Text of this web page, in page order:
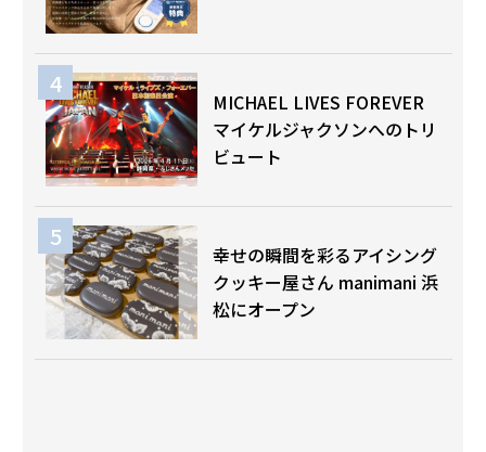
MICHAEL LIVES FOREVER
マイケルジャクソンへのトリ
ビュート
幸せの瞬間を彩るアイシング
クッキー屋さん manimani 浜
松にオープン